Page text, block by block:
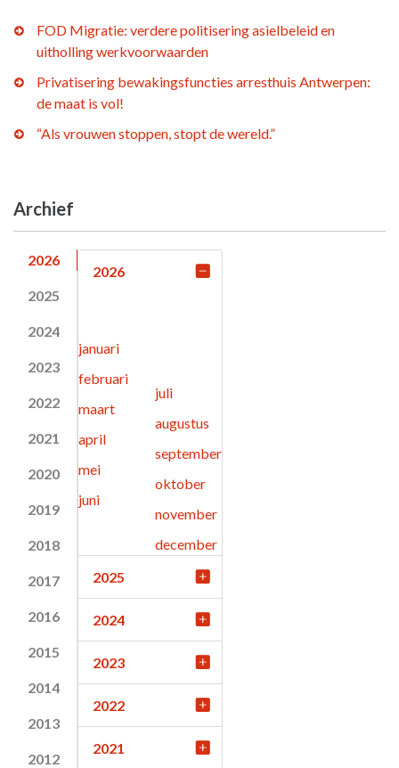
FOD Migratie: verdere politisering asielbeleid en
uitholling werkvoorwaarden
Privatisering bewakingsfuncties arresthuis Antwerpen:
de maat is vol!
“Als vrouwen stoppen, stopt de wereld.”
Archief
2026
2025
2024
2023
2022
2021
2020
2019
2018
2017
2016
2015
2014
2013
2012
2026
januari
februari
maart
april
mei
juni
juli
augustus
september
oktober
november
december
2025
2024
2023
2022
2021